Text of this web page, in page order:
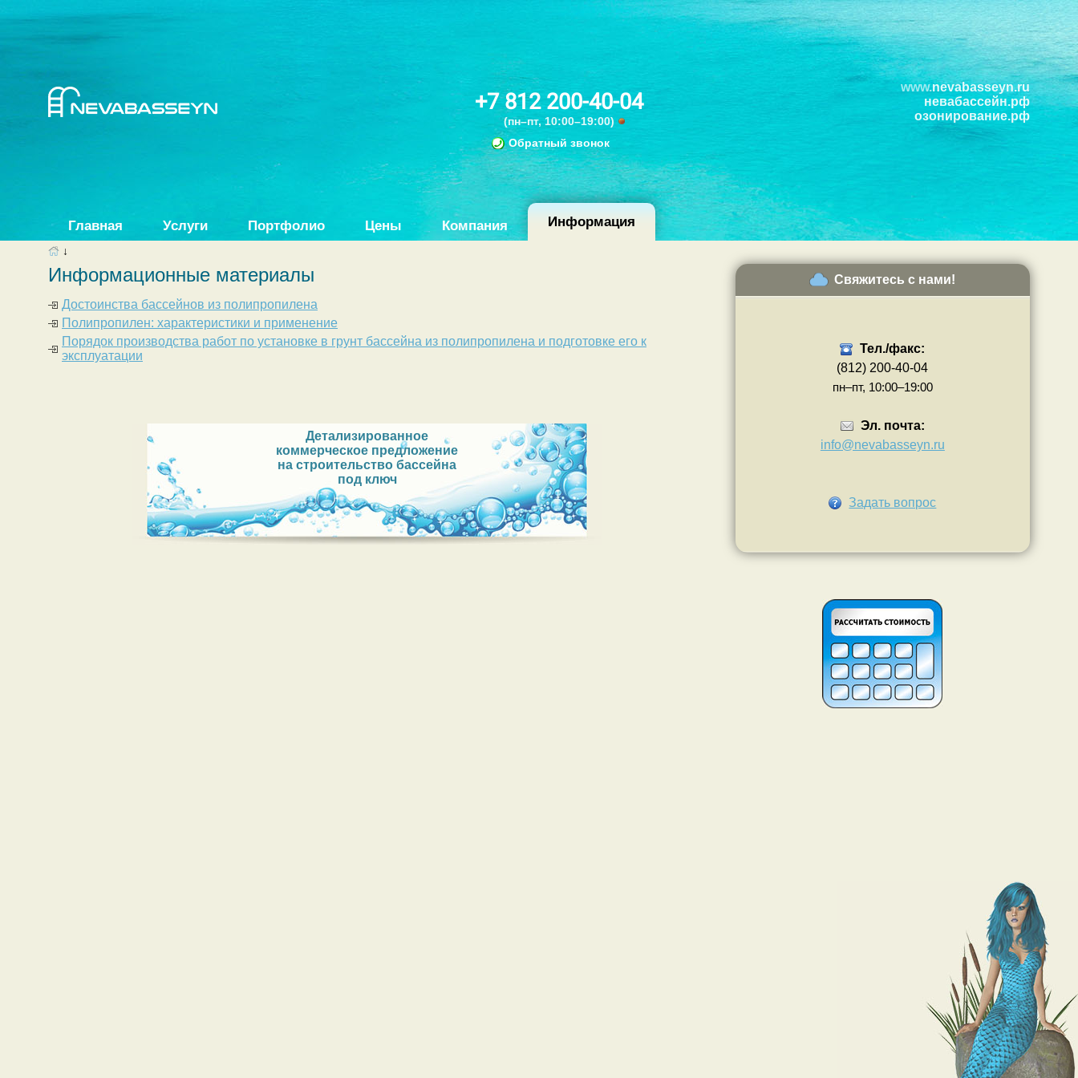
+7 812 200-40-04
(пн–пт, 10:00–19:00)
Обратный звонок
www.nevabasseyn.ru
невабассейн.рф
озонирование.рф
Главная Услуги Портфолио Цены Компания Информация
↓
Информационные материалы
Достоинства бассейнов из полипропилена
Полипропилен: характеристики и применение
Порядок производства работ по установке в грунт бассейна из полипропилена и подготовке его к
эксплуатации
Детализированное
коммерческое предложение
на строительство бассейна
под ключ
Свяжитесь с нами!
Тел./факс:
(812) 200-40-04
пн–пт, 10:00–19:00
Эл. почта:
info@nevabasseyn.ru
Задать вопрос